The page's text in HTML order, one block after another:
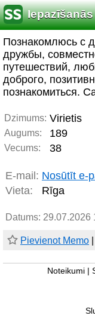
Iepazīšanās
Познакомлюсь с
дружбы,
путешествий,
доброго,
познакомиться.
Dzimums: Virietis
Augums: 189
Vecums: 38
E-mail: Nosūtīt e-
Vieta:
Rīga
Datums: 29.07.2026
Pievienot Memo
Noteikumi